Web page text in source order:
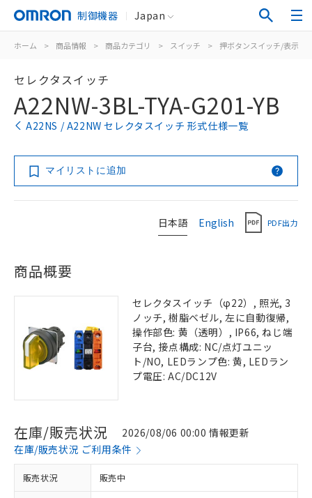
制御機器 Japan
ホーム > 商品情報 > 商品カテゴリ > スイッチ > 押ボタンスイッチ/表示灯
セレクタスイッチ
A22NW-3BL-TYA-G201-YB
A22NS / A22NW セレクタスイッチ 形式仕様一覧
マイリストに追加
日本語 English PDF出力
商品概要
セレクタスイッチ（φ22）, 照光, 3
ノッチ, 樹脂ベゼル, 左に自動復帰,
操作部色: 黄（透明）, IP66, ねじ端
子台, 接点構成: NC/点灯ユニッ
ト/NO, LEDランプ色: 黄, LEDラン
プ電圧: AC/DC12V
在庫/販売状況
2026/08/06 00:00 情報更新
在庫/販売状況 ご利用条件
販売状況 販売中